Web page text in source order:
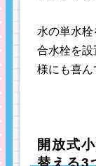
水の単水
合水栓を
様にも喜ん
開放式
替える3